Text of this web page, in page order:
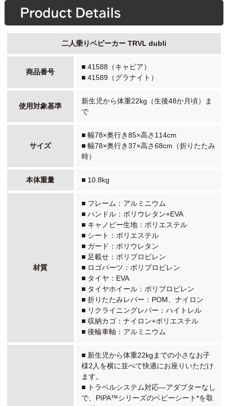
二人乗りベビーカー TRVL dubli
商品番号
■ 41588（キャビア）
■ 41589（グラナイト）
使用対象基準
新生児から体重22kg（生後48か月頃）ま
で
サイズ
■ 幅78×奥行き85×高さ114cm
■ 幅78×奥行き37×高さ68cm（折りたたみ
時）
本体重量 ■ 10.8kg
材質
■ フレーム：アルミニウム
■ ハンドル：ポリウレタン+EVA
■ キャノピー生地：ポリエステル
■ シート：ポリエステル
■ ガード：ポリウレタン
■ 足載せ：ポリプロピレン
■ ロゴパーツ：ポリプロピレン
■ タイヤ：EVA
■ タイヤホイール：ポリプロピレン
■ 折りたたみレバー：POM、ナイロン
■ リクライニングレバー：ハイトレル
■ 収納カゴ：ナイロン+ポリエステル
■ 後輪車軸：アルミニウム
■ 新生児から体重22kgまでの小さなお子
様2人を横に並べて快適にお座りいただけ
ます。
■ トラベルシステム対応—アダプターなし
で、PIPA™シリーズのベビーシート*を取